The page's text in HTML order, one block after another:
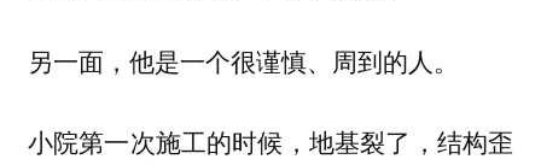
另一面，他是一个很谨慎、周到的人。
小院第一次施工的时候，地基裂了，结构歪